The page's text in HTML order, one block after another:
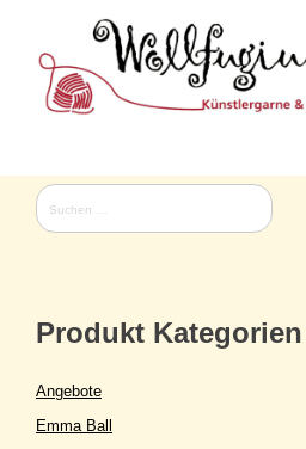
content
Suchen
nach:
Produkt Kategorien
Angebote
Emma Ball